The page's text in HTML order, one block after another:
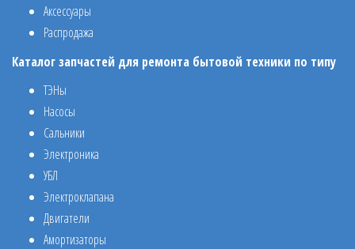
Аксессуары
Распродажа
Каталог запчастей для ремонта бытовой техники по типу
ТЭНы
Насосы
Сальники
Электроника
УБЛ
Электроклапана
Двигатели
Амортизаторы